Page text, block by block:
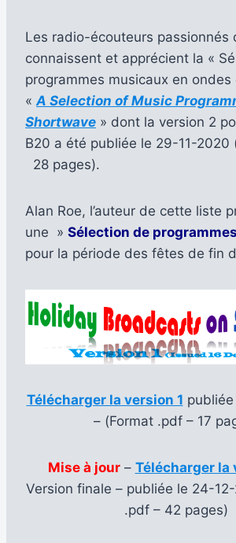
Les radio-écouteurs passionnés
connaissent et apprécient la «
programmes musicaux en ondes
« A Selection of Music
Shortwave » dont la version 2
B20 a été publiée le 29-11-
28 pages).
Alan Roe, l’auteur de cette liste
une » Sélection de
pour la période des fêtes de fin
Télécharger la version 1
– (Format .pdf – 17
Mise à jour– Télécharger la
Version finale – publiée le 24-
.pdf – 42 pages)